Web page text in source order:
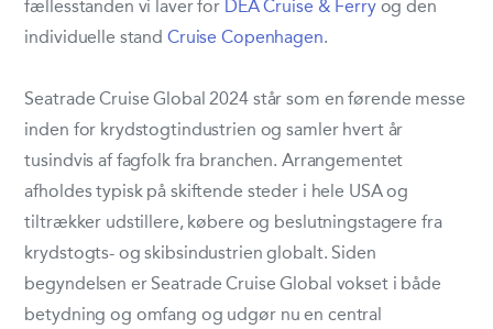
fællesstanden vi laver for DEA Cruise & Ferryog den
individuelle stand Cruise Copenhagen.
Seatrade Cruise Global 2024 står som en førende messe
inden for krydstogtindustrien og samler hvert år
tusindvis af fagfolk fra branchen. Arrangementet
afholdes typisk på skiftende steder i hele USA og
tiltrækker udstillere, købere og beslutningstagere fra
krydstogts- og skibsindustrien globalt. Siden
begyndelsen er Seatrade Cruise Global vokset i både
betydning og omfang og udgør nu en central